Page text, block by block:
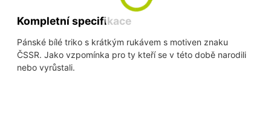
Kompletní specifikace
Pánské bílé triko s krátkým rukávem s motiven znaku
ČSSR. Jako vzpomínka pro ty kteří se v této době narodili
nebo vyrůstali.